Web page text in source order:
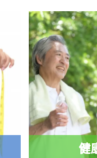
健